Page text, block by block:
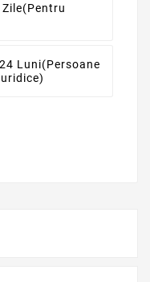
(pentru
Luni(persoane